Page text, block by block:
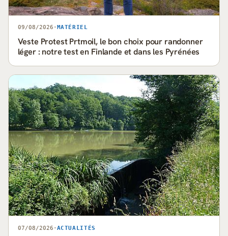
09/08/2026 · MATÉRIEL
Veste Protest Prtmoil, le bon choix pour randonner
léger : notre test en Finlande et dans les Pyrénées
07/08/2026 · ACTUALITÉS